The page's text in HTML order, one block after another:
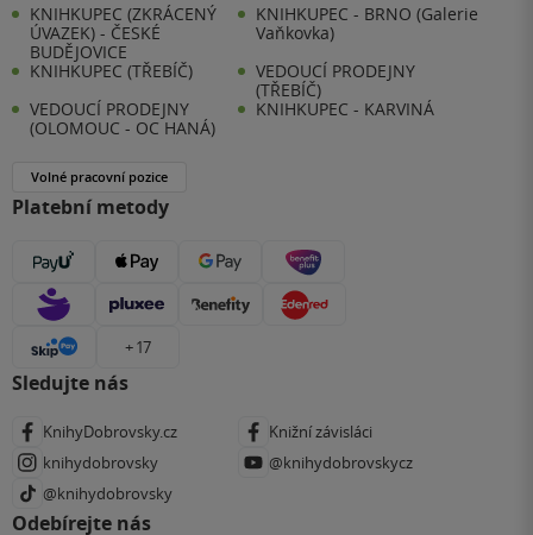
KNIHKUPEC (ZKRÁCENÝ
ÚVAZEK) - ČESKÉ
BUDĚJOVICE
KNIHKUPEC - BRNO (Galerie
Vaňkovka)
KNIHKUPEC (TŘEBÍČ)
VEDOUCÍ PRODEJNY
(TŘEBÍČ)
VEDOUCÍ PRODEJNY
(OLOMOUC - OC HANÁ)
KNIHKUPEC - KARVINÁ
Volné pracovní pozice
Platební metody
+ 17
Sledujte nás
KnihyDobrovsky.cz
Knižní závisláci
knihydobrovsky
@knihydobrovskycz
@knihydobrovsky
Odebírejte nás